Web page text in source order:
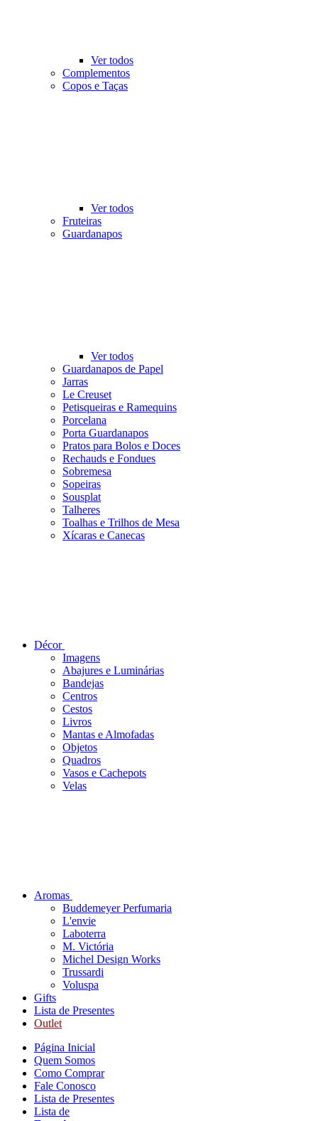
Ver todos
Complementos
Copos e Taças
Ver todos
Fruteiras
Guardanapos
Ver todos
Guardanapos de Papel
Jarras
Le Creuset
Petisqueiras e Ramequins
Porcelana
Porta Guardanapos
Pratos para Bolos e Doces
Rechauds e Fondues
Sobremesa
Sopeiras
Sousplat
Talheres
Toalhas e Trilhos de Mesa
Xícaras e Canecas
Décor
Imagens
Abajures e Luminárias
Bandejas
Centros
Cestos
Livros
Mantas e Almofadas
Objetos
Quadros
Vasos e Cachepots
Velas
Aromas
Buddemeyer Perfumaria
L'envie
Laboterra
M. Victória
Michel Design Works
Trussardi
Voluspa
Gifts
Lista de Presentes
Outlet
Página Inicial
Quem Somos
Como Comprar
Fale Conosco
Lista de Presentes
Lista de